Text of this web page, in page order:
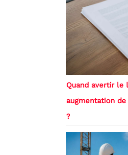
Quand avertir le
augmentation
?